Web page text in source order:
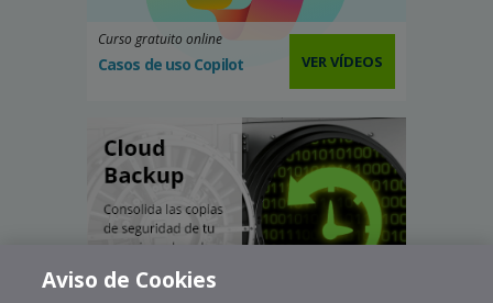
Curso gratuito online
Casos de uso Copilot VER VÍDEOS
Aviso de Cookies